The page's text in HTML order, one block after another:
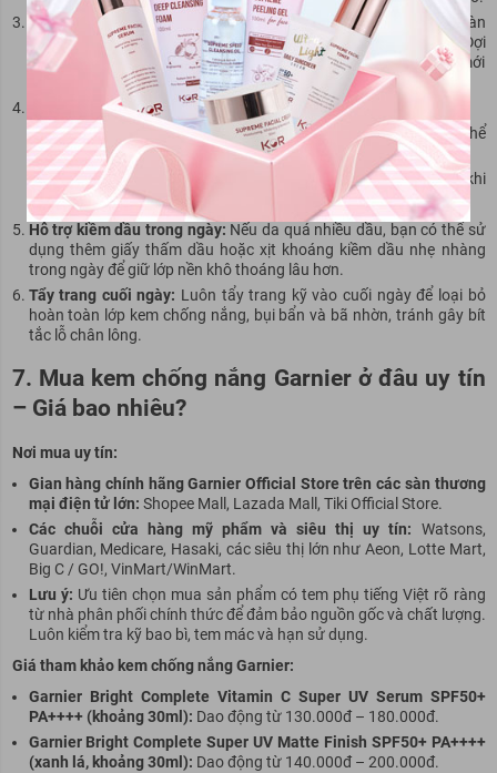
Cách thoa:Vỗ nhẹ nhàng kết hợp tán đều để kem thấm hoàn toàn
vào da. Tránh chà xát mạnh gây vón cục hoặc giảm hiệu quả. Đợi
khoảng 30 giây đến 1 phút cho kem khô ráo hoàn toàn rồi mới
thực hiện các bước trang điểm (nếu có).
Thời gian thoa lại:
Nếu làm việc trong nhà, ít tiếp xúc ánh nắng trực tiếp: có thể
không cần thoa lại thường xuyên.
Nếu hoạt động ngoài trời liên tục, đổ nhiều mồ hôi hoặc sau khi
bơi lội: cần thoa lại sau mỗi 2-3 giờ.
Hỗ trợ kiềm dầu trong ngày: Nếu da quá nhiều dầu, bạn có thể sử
dụng thêm giấy thấm dầu hoặc xịt khoáng kiềm dầu nhẹ nhàng
trong ngày để giữ lớp nền khô thoáng lâu hơn.
Tẩy trang cuối ngày: Luôn tẩy trang kỹ vào cuối ngày để loại bỏ
hoàn toàn lớp kem chống nắng, bụi bẩn và bã nhờn, tránh gây bít
tắc lỗ chân lông.
7. Mua kem chống nắng Garnier ở đâu uy tín
– Giá bao nhiêu?
Nơi mua uy tín:
Gian hàng chính hãng Garnier Official Store trên các sàn thương
mại điện tử lớn: Shopee Mall, Lazada Mall, Tiki Official Store.
Các chuỗi cửa hàng mỹ phẩm và siêu thị uy tín: Watsons,
Guardian, Medicare, Hasaki, các siêu thị lớn như Aeon, Lotte Mart,
Big C / GO!, VinMart/WinMart.
Lưu ý: Ưu tiên chọn mua sản phẩm có tem phụ tiếng Việt rõ ràng
từ nhà phân phối chính thức để đảm bảo nguồn gốc và chất lượng.
Luôn kiểm tra kỹ bao bì, tem mác và hạn sử dụng.
Giá tham khảo kem chống nắng Garnier:
Garnier Bright Complete Vitamin C Super UV Serum SPF50+
PA++++ (khoảng 30ml): Dao động từ 130.000đ – 180.000đ.
Garnier Bright Complete Super UV Matte Finish SPF50+ PA++++
(xanh lá, khoảng 30ml): Dao động từ 140.000đ – 200.000đ.